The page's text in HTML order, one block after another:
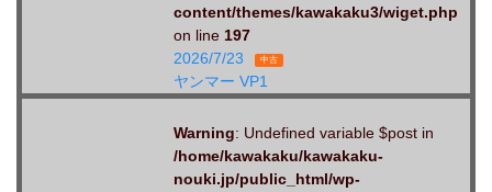
content/themes/kawakaku3/wiget.php
on line 197
2026/7/23
中古
ヤンマー VP1
Warning: Undefined variable $post in
/home/kawakaku/kawakaku-
nouki.jp/public_html/wp-